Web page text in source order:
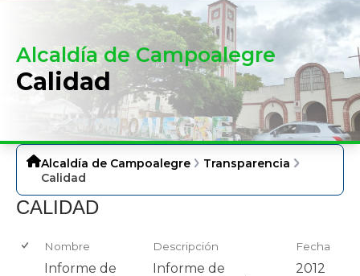
Alcaldía de Campoalegre
Calidad
Alcaldía de Campoalegre
Transparencia
Calidad
CALIDAD​
Nombre Descripción Fecha
Informe de
Informe de
2012